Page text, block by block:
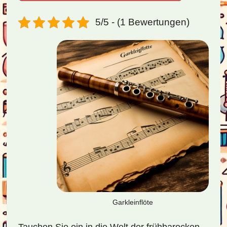
5/5 - (1 Bewertungen)
Garkleinflöte